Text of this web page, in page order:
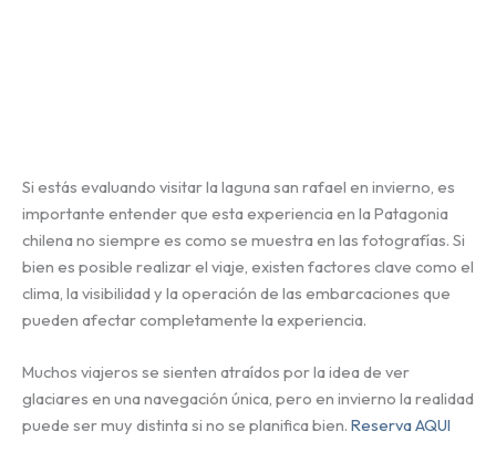
Si estás evaluando visitar la laguna san rafael en invierno, es
importante entender que esta experiencia en la Patagonia
chilena no siempre es como se muestra en las fotografías. Si
bien es posible realizar el viaje, existen factores clave como el
clima, la visibilidad y la operación de las embarcaciones que
pueden afectar completamente la experiencia.
Muchos viajeros se sienten atraídos por la idea de ver
glaciares en una navegación única, pero en invierno la realidad
puede ser muy distinta si no se planifica bien. Reserva AQUI